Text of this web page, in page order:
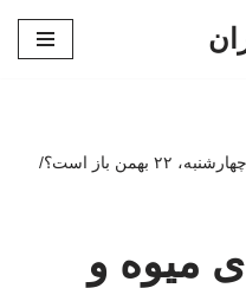
میادین و بازارهای میوه و تره‌بار چهارشنبه، ۲۲ بهمن باز است؟/
میوه و